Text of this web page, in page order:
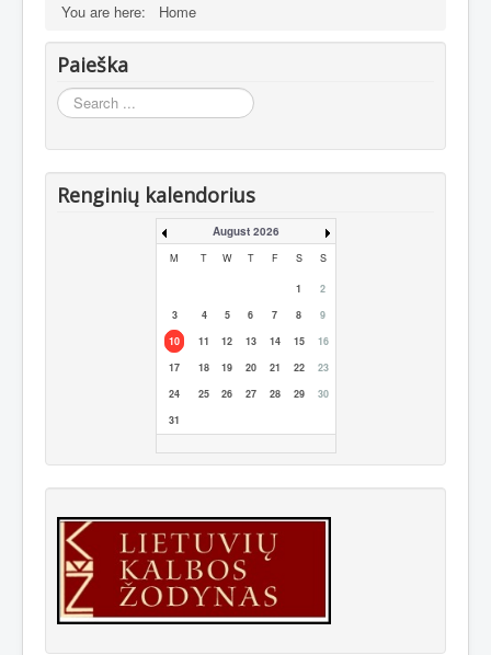
You are here: Home
Paieška
Search
...
Renginių kalendorius
August 2026
M T W T F S S
1
2
3
4 5 6 7 8
9
10
11 12 13 14 15
16
17
18 19 20 21 22
23
24
25 26 27 28 29
30
31